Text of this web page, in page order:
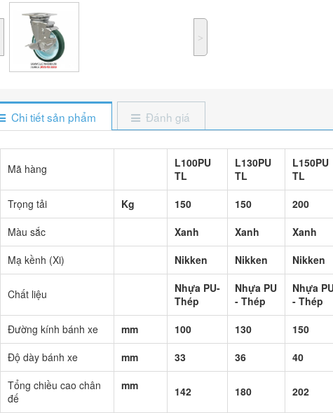
˃
Chi tiết sản phẩm Đánh giá
Mã hàng
L100PU
TL
L130PU
TL
L150PU
TL
Trọng tải
Kg 150 150 200
Màu sắc
Xanh Xanh Xanh
Mạ kềnh (Xi)
Nikken Nikken Nikken
Chất liệu
Nhựa PU-
Thép
Nhựa PU
- Thép
Nhựa
- Thép
Đường kính bánh xe
mm 100 130 150
Độ dày bánh xe
mm 33 36 40
Tổng chiều cao chân
đế
mm 142 180 202